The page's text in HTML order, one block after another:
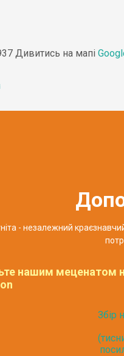
Дивитись на мапі
- незалежний
нашим меценатом
Збір